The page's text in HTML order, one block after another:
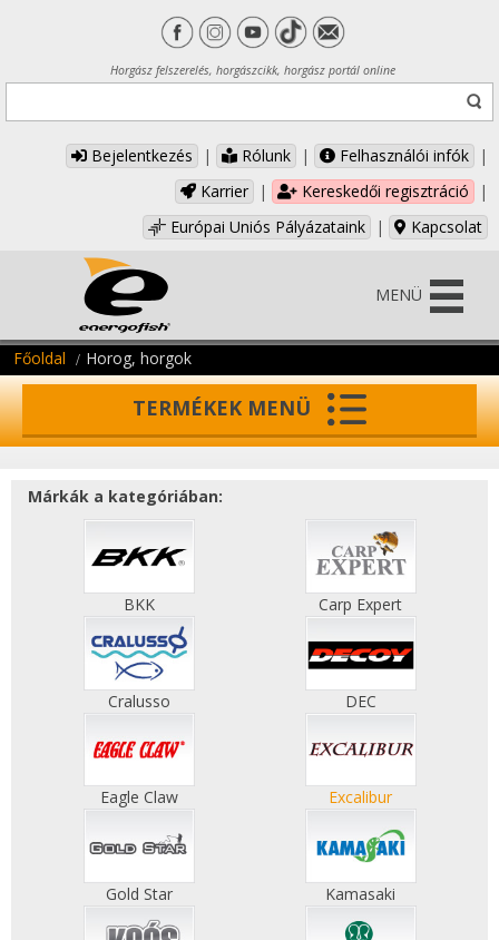
Horgász felszerelés, horgászcikk, horgász portál online
Bejelentkezés | Rólunk | Felhasználói infók
|
Karrier
| Kereskedői regisztráció
|
Európai Uniós Pályázataink
| Kapcsolat
MENÜ
Főoldal Horog, horgok
TERMÉKEK MENÜ
Márkák a kategóriában:
BKK Carp Expert
Cralusso DEC
Eagle Claw Excalibur
Gold Star Kamasaki